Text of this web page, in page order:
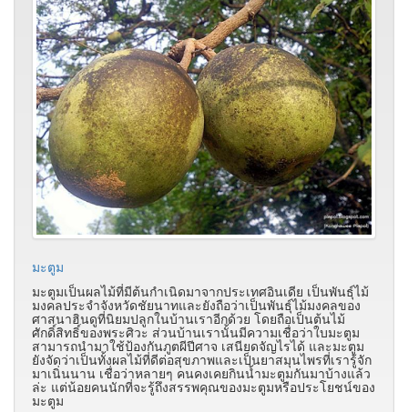
มะตูม
มะตูมเป็นผลไม้ที่มีต้นกำเนิดมาจากประเทศอินเดีย เป็นพันธุ์ไม้
มงคลประจำจังหวัดชัยนาทและยังถือว่าเป็นพันธุ์ไม้มงคลของ
ศาสนาฮินดูที่นิยมปลูกในบ้านเราอีกด้วย โดยถือเป็นต้นไม้
ศักดิ์สิทธิ์ของพระศิวะ ส่วนบ้านเรานั้นมีความเชื่อว่าใบมะตูม
สามารถนำมาใช้ป้องกันภูตผีปีศาจ เสนียดจัญไรได้ และมะตูม
ยังจัดว่าเป็นทั้งผลไม้ที่ดีต่อสุขภาพและเป็นยาสมุนไพรที่เรารู้จัก
มาเนิ่นนาน เชื่อว่าหลายๆ คนคงเคยกินน้ำมะตูมกันมาบ้างแล้ว
ล่ะ แต่น้อยคนนักที่จะรู้ถึงสรรพคุณของมะตูมหรือประโยชน์ของ
มะตูม